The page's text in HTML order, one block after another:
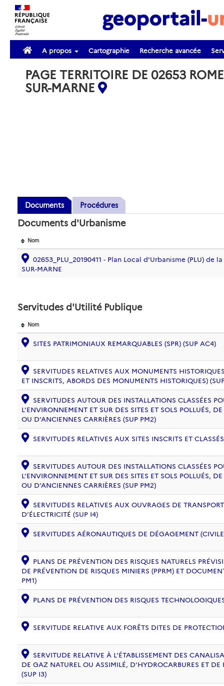
A propos Cartographie Recherche avancée
PAGE TERRITOIRE DE 02653
SUR-MARNE
Documents Procédures
Documents d'Urbanisme
Nom
02653_PLU_20190411 - Plan Local d'Urbanisme (PLU) de
SUR-MARNE
Servitudes d'Utilité Publique
Nom
SITES PATRIMONIAUX REMARQUABLES (SPR) (SUP AC4)
SERVITUDES RELATIVES AUX MONUMENTS
ET INSCRITS, ABORDS DES MONUMENTS HISTORIQUES)
SERVITUDES AUTOUR DES INSTALLATIONS CLASSÉES
L’ENVIRONNEMENT ET SUR DES SITES ET SOLS POLLUÉS,
OU D’ANCIENNES CARRIÈRES (SUP PM2)
SERVITUDES RELATIVES AUX SITES INSCRITS ET
SERVITUDES AUTOUR DES INSTALLATIONS CLASSÉES
L’ENVIRONNEMENT ET SUR DES SITES ET SOLS POLLUÉS,
OU D’ANCIENNES CARRIÈRES (SUP PM2)
SERVITUDES RELATIVES AUX OUVRAGES DE
D’ÉLECTRICITÉ (SUP I4)
SERVITUDES AÉRONAUTIQUES DE DÉGAGEMENT
PLANS DE PRÉVENTION DES RISQUES NATURELS
DE PRÉVENTION DE RISQUES MINIERS (PPRM) ET
PM1)
PLANS DE PRÉVENTION DES RISQUES
SERVITUDE RELATIVE AUX FORÊTS DITES DE
SERVITUDE RELATIVE À L’ÉTABLISSEMENT DES
DE GAZ NATUREL OU ASSIMILÉ, D’HYDROCARBURES ET
(SUP I3)